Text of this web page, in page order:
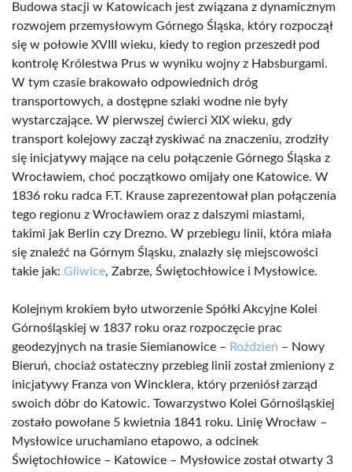
Budowa stacji w Katowicach jest związana z dynamicznym
rozwojem przemysłowym Górnego Śląska, który rozpoczął
się w połowie XVIII wieku, kiedy to region przeszedł pod
kontrolę Królestwa Prus w wyniku wojny z Habsburgami.
W tym czasie brakowało odpowiednich dróg
transportowych, a dostępne szlaki wodne nie były
wystarczające. W pierwszej ćwierci XIX wieku, gdy
transport kolejowy zaczął zyskiwać na znaczeniu, zrodziły
się inicjatywy mające na celu połączenie Górnego Śląska z
Wrocławiem, choć początkowo omijały one Katowice. W
1836 roku radca F.T. Krause zaprezentował plan połączenia
tego regionu z Wrocławiem oraz z dalszymi miastami,
takimi jak Berlin czy Drezno. W przebiegu linii, która miała
się znaleźć na Górnym Śląsku, znalazły się miejscowości
takie jak: Gliwice, Zabrze, Świętochłowice i Mysłowice.
Kolejnym krokiem było utworzenie Spółki Akcyjne Kolei
Górnośląskiej w 1837 roku oraz rozpoczęcie prac
geodezyjnych na trasie Siemianowice – Roździeń – Nowy
Bieruń, chociaż ostateczny przebieg linii został zmieniony z
inicjatywy Franza von Wincklera, który przeniósł zarząd
swoich dóbr do Katowic. Towarzystwo Kolei Górnośląskiej
zostało powołane 5 kwietnia 1841 roku. Linię Wrocław –
Mysłowice uruchamiano etapowo, a odcinek
Świętochłowice – Katowice – Mysłowice został otwarty 3